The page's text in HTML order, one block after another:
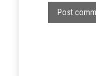
Post